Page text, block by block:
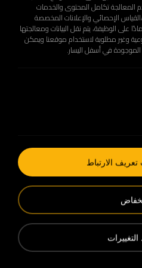
Metro 34 Plaza
No:23/103
المعالجة تكامل المحتوى والخدمات
القياس الإحصائي والإعلانات المخصصة
على الوظيفة، يتم نقل البيانات ومعالجتها
وغير مطلوبة لاستخدام موقعنا ويمكن
في أسفل اليسار.
الارتباط